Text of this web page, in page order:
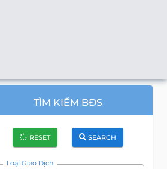
TÌM KIẾM BĐS
RESET SEARCH
Loại Giao Dịch